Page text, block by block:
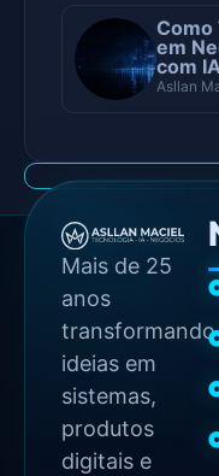
Como
em
com
Asllan
Mais de 25
anos
transformando
ideias em
sistemas,
produtos
digitais e